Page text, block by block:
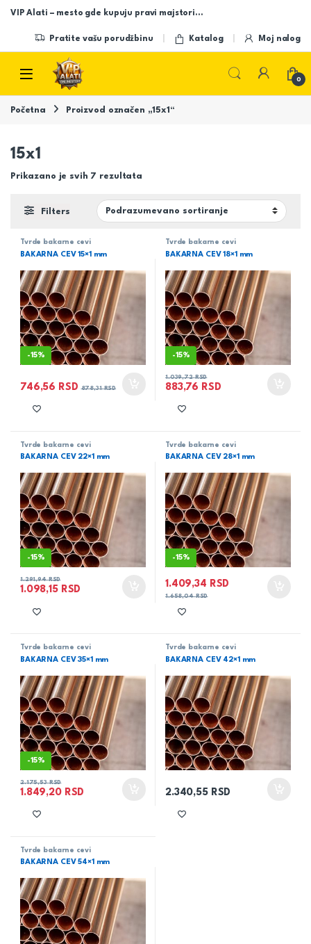
Skip to navigation
Skip to content
VIP Alati – mesto gde kupuju pravi majstori…
Pratite vašu porudžbinu Katalog Moj nalog
Open
0
Početna Proizvod označen „15x1“
15x1
Prikazano je svih 7 rezultata
Filters
Tvrde bakarne cevi
BAKARNA CEV 15×1 mm
-15%
746,56 RSD 878,31RSD
Tvrde bakarne cevi
BAKARNA CEV 18×1 mm
-15%
883,76 RSD
1.039,72RSD
Tvrde bakarne cevi
BAKARNA CEV 22×1 mm
-15%
1.098,15 RSD
1.291,94RSD
Tvrde bakarne cevi
BAKARNA CEV 28×1 mm
-15%
1.409,34 RSD
1.658,04RSD
Tvrde bakarne cevi
BAKARNA CEV 35×1 mm
-15%
1.849,20 RSD
2.175,53RSD
Tvrde bakarne cevi
BAKARNA CEV 42×1 mm
2.340,55 RSD
Tvrde bakarne cevi
BAKARNA CEV 54×1 mm